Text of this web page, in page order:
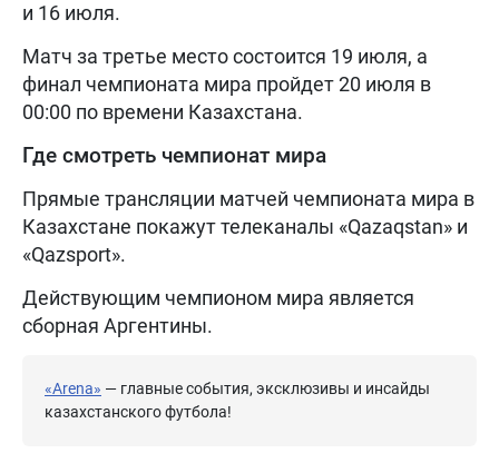
и 16 июля.
Матч за третье место состоится 19 июля, а
финал чемпионата мира пройдет 20 июля в
00:00 по времени Казахстана.
Где смотреть чемпионат мира
Прямые трансляции матчей чемпионата мира в
Казахстане покажут телеканалы «Qazaqstan» и
«Qazsport».
Действующим чемпионом мира является
сборная Аргентины.
«Arena» — главные события, эксклюзивы и инсайды
казахстанского футбола!